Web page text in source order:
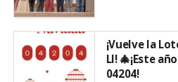
¡Vuelve la
LI! 🎄¡Este
04204!